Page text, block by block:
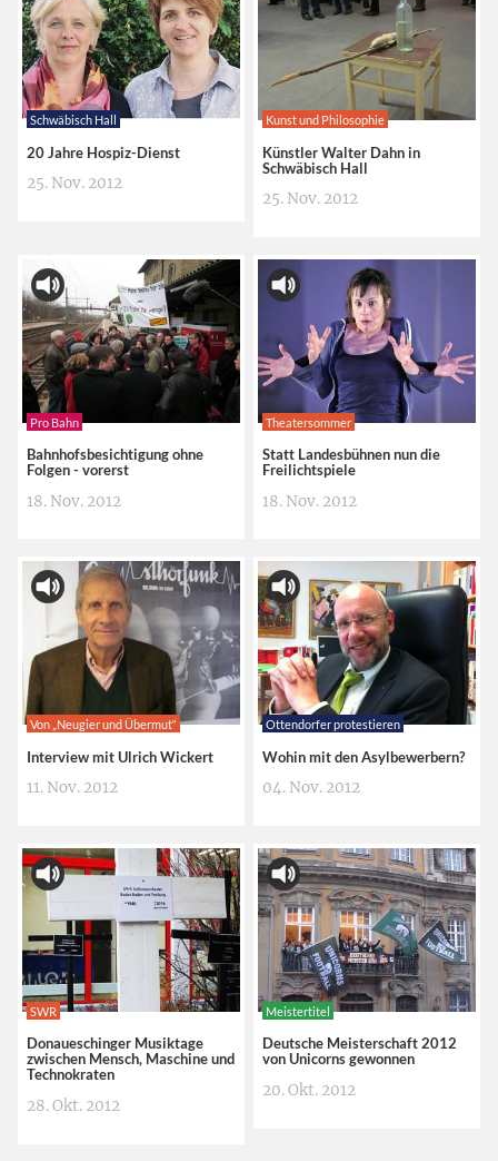
Schwäbisch Hall
20 Jahre Hospiz-Dienst
25. Nov. 2012
Kunst und Philosophie
Künstler Walter Dahn in
Schwäbisch Hall
25. Nov. 2012
Pro Bahn
Bahnhofsbesichtigung ohne
Folgen - vorerst
18. Nov. 2012
Theatersommer
Statt Landesbühnen nun die
Freilichtspiele
18. Nov. 2012
Von „Neugier und Übermut“
Interview mit Ulrich Wickert
11. Nov. 2012
Ottendorfer protestieren
Wohin mit den Asylbewerbern?
04. Nov. 2012
SWR
Donaueschinger Musiktage
zwischen Mensch, Maschine und
Technokraten
28. Okt. 2012
Meistertitel
Deutsche Meisterschaft 2012
von Unicorns gewonnen
20. Okt. 2012